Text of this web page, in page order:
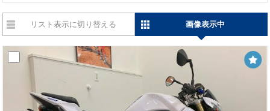
リスト表示に切り替える 画像表示中